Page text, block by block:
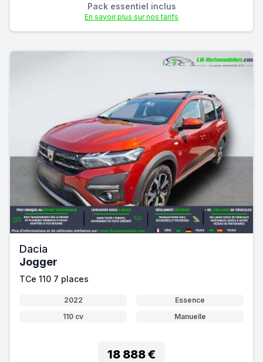
Pack essentiel inclus
En savoir plus sur nos tarifs
Dacia
Jogger
TCe 110 7 places
2022
Essence
110 cv
Manuelle
18 888 €